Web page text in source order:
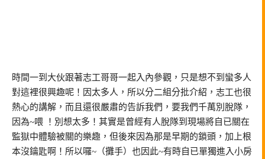
時間一到大伙跟著志工哥哥一起入內參觀，只是想不到蠻多人
對這裡很興趣呢！因太多人，所以分二組分批介紹，志工也很
熱心的講解，而且還很嚴肅的告訴我們，要我們千萬別脫隊，
因為~喂 ！別想太多！其實是曾經有人脫隊到現場將自已關在
監獄中體驗被關的樂趣，但後來因為那是早期的鎖頭，加上根
本沒鑰匙啊！所以囉~（攤手）也因此~有時自已單獨進入小房